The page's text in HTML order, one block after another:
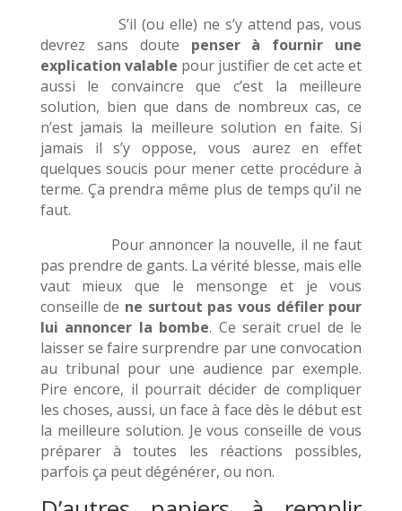
S’il (ou elle) ne s’y attend pas, vous
devrez sans doute penser à fournir une
explication valable pour justifier de cet acte et
aussi le convaincre que c’est la meilleure
solution, bien que dans de nombreux cas, ce
n’est jamais la meilleure solution en faite. Si
jamais il s’y oppose, vous aurez en effet
quelques soucis pour mener cette procédure à
terme. Ça prendra même plus de temps qu’il ne
faut.
Pour annoncer la nouvelle, il ne faut
pas prendre de gants. La vérité blesse, mais elle
vaut mieux que le mensonge et je vous
conseille de ne surtout pas vous défiler pour
lui annoncer la bombe. Ce serait cruel de le
laisser se faire surprendre par une convocation
au tribunal pour une audience par exemple.
Pire encore, il pourrait décider de compliquer
les choses, aussi, un face à face dès le début est
la meilleure solution. Je vous conseille de vous
préparer à toutes les réactions possibles,
parfois ça peut dégénérer, ou non.